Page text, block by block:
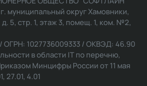
муниципальный округ Хамовники,
5, стр. 1, этаж 3, помещ. 1, ком. №2,
ОГРН: 1027736009333 / ОКВЭД: 46.90
в области IT по перечню,
Минцифры России от 11 мая
27.01, 4.01